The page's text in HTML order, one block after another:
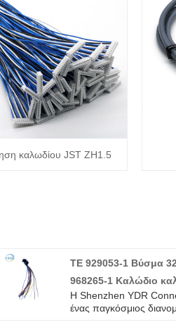
καλωδίου JST ZH1.5
TE 929053-1 Βύσμα
968265-1 Καλώδιο
Η Shenzhen YDR
ένας παγκόσμιος